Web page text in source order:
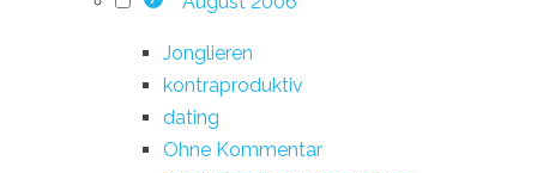
Jonglieren
kontraproduktiv
dating
Ohne Kommentar